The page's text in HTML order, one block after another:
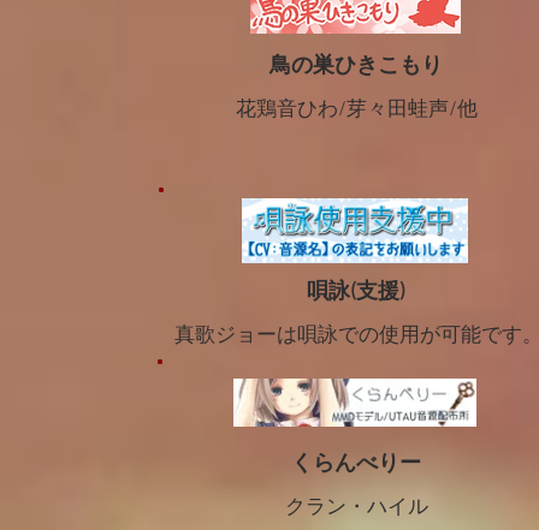
鳥の巣ひきこもり
花鶏音ひわ/芽々田蛙声/他
くらんべりー
クラン・ハイル
唄詠(支援)
真歌ジョーは唄詠での使用が可能です